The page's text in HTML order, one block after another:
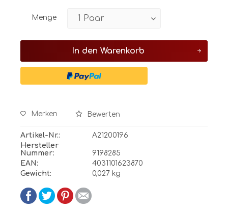
Menge
In den Warenkorb
Merken Bewerten
Artikel-Nr.:
A21200196
Hersteller
Nummer:
9198285
EAN:
4031101623870
Gewicht:
0,027 kg